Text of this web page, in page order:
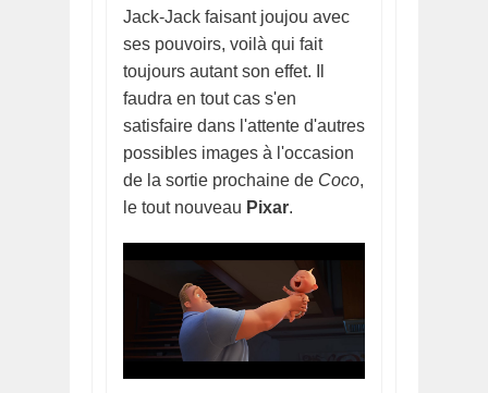
Jack-Jack faisant joujou avec
ses pouvoirs, voilà qui fait
toujours autant son effet. Il
faudra en tout cas s'en
satisfaire dans l'attente d'autres
possibles images à l'occasion
de la sortie prochaine de Coco,
le tout nouveau Pixar.